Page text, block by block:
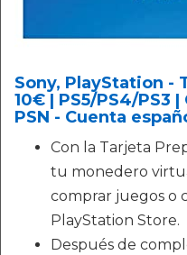
Sony, PlayStation -
10€ | PS5/PS4/PS3
PSN - Cuenta
Con la Tarjeta
tu monedero
comprar juegos o
PlayStation Store.
Después de